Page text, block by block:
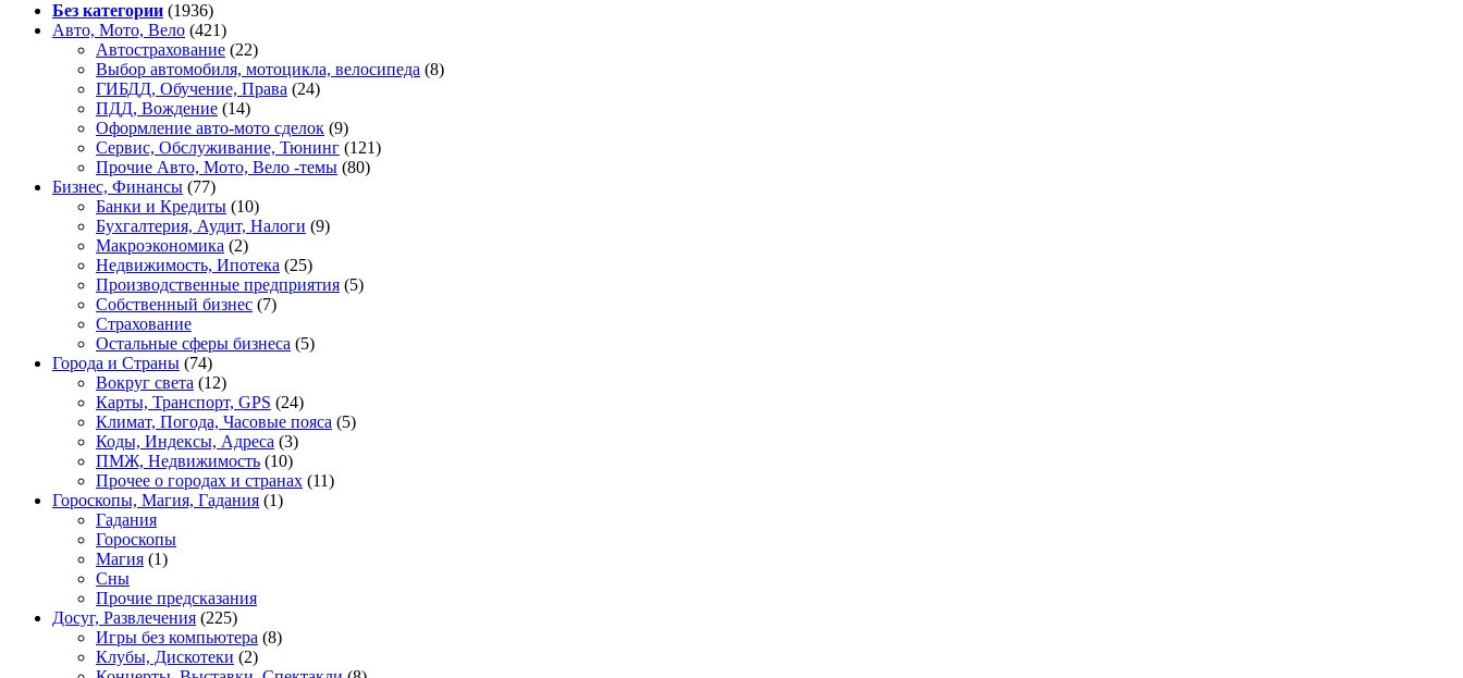
Без категории (1936)
Авто, Мото, Вело (421)
Автострахование (22)
Выбор автомобиля, мотоцикла, велосипеда (8)
ГИБДД, Обучение, Права (24)
ПДД, Вождение (14)
Оформление авто-мото сделок (9)
Сервис, Обслуживание, Тюнинг (121)
Прочие Авто, Мото, Вело -темы (80)
Бизнес, Финансы (77)
Банки и Кредиты (10)
Бухгалтерия, Аудит, Налоги (9)
Макроэкономика (2)
Недвижимость, Ипотека (25)
Производственные предприятия (5)
Собственный бизнес (7)
Страхование
Остальные сферы бизнеса (5)
Города и Страны (74)
Вокруг света (12)
Карты, Транспорт, GPS (24)
Климат, Погода, Часовые пояса (5)
Коды, Индексы, Адреса (3)
ПМЖ, Недвижимость (10)
Прочее о городах и странах (11)
Гороскопы, Магия, Гадания (1)
Гадания
Гороскопы
Магия (1)
Сны
Прочие предсказания
Досуг, Развлечения (225)
Игры без компьютера (8)
Клубы, Дискотеки (2)